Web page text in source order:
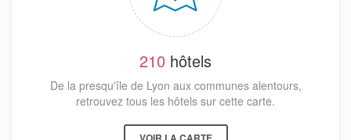
210 hôtels
De la presqu'île de Lyon aux communes alentours,
retrouvez tous les hôtels sur cette carte.